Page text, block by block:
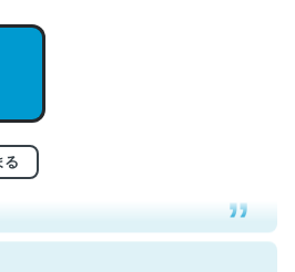
る
クレバーなんだろうなと凄く思
人は原文もお勧め。自分はこの流
Go. Then Covid hit. Shit.
かい？ by ラーズ・ヌートバー